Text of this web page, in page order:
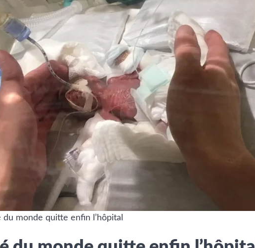
monde quitte enfin l’hôpital